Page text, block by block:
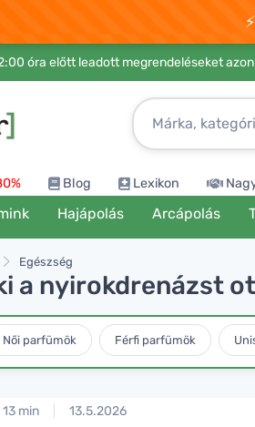
⚡
óra előtt leadott megrendeléseket
Blog Lexikon
Hajápolás Arcápolás
Egészség
a nyirokdrenázst
Női parfümök Férfi parfümök
13 min 13.5.2026